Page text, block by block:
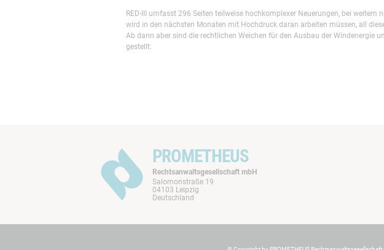
RED-III umfasst 296 Seiten teilweise hochkomplexer Neuerungen, bei weitem
wird in den nächsten Monaten mit Hochdruck daran arbeiten müssen, all
Ab dann aber sind die rechtlichen Weichen für den Ausbau der Windenergie
gestellt.
PROMETHEUS
Rechtsanwaltsgesellschaft mbH
Salomonstraße 19
04103 Leipzig
Deutschland